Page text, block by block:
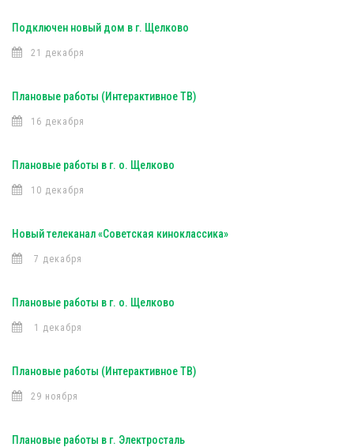
Подключен новый дом в г. Щелково
21 декабря
Плановые работы (Интерактивное ТВ)
16 декабря
Плановые работы в г. о. Щелково
10 декабря
Новый телеканал «Советская киноклассика»
7 декабря
Плановые работы в г. о. Щелково
1 декабря
Плановые работы (Интерактивное ТВ)
29 ноября
Плановые работы в г. Электросталь